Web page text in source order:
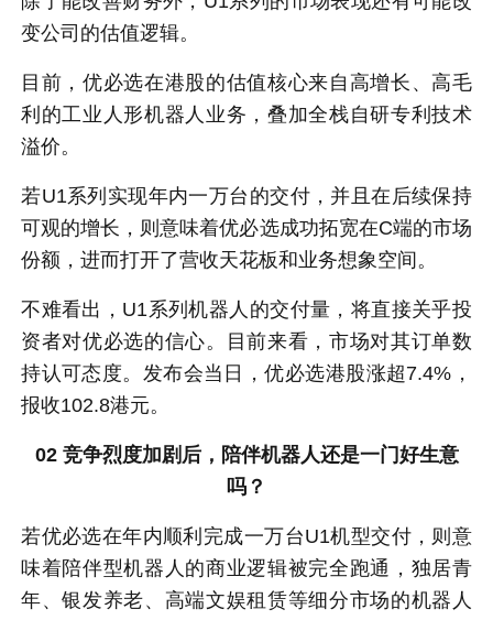
变公司的估值逻辑。
目前，优必选在港股的估值核心来自高增长、高毛
利的工业人形机器人业务，叠加全栈自研专利技术
溢价。
若U1系列实现年内一万台的交付，并且在后续保持
可观的增长，则意味着优必选成功拓宽在C端的市场
份额，进而打开了营收天花板和业务想象空间。
不难看出，U1系列机器人的交付量，将直接关乎投
资者对优必选的信心。目前来看，市场对其订单数
持认可态度。发布会当日，优必选港股涨超7.4%，
报收102.8港元。
02 竞争烈度加剧后，陪伴机器人还是一门好生意
吗？
若优必选在年内顺利完成一万台U1机型交付，则意
味着陪伴型机器人的商业逻辑被完全跑通，独居青
年、银发养老、高端文娱租赁等细分市场的机器人